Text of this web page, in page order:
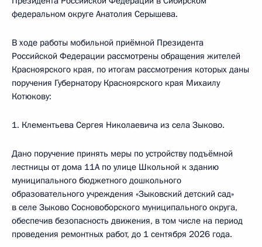
федеральном округе Анатолия Серышева.
В ходе работы мобильной приёмной Президента
Российской Федерации рассмотрены обращения жителей
Красноярского края, по итогам рассмотрения которых даны
поручения Губернатору Красноярского края Михаилу
Котюкову:
1. Клементьева Сергея Николаевича из села Зыково.
Дано поручение принять меры по устройству подъёмной
лестницы от дома 11А по улице Школьной к зданию
муниципального бюджетного дошкольного
образовательного учреждения «Зыковский детский сад»
в селе Зыково Сосновоборского муниципального округа,
обеспечив безопасность движения, в том числе на период
проведения ремонтных работ, до 1 сентября 2026 года.